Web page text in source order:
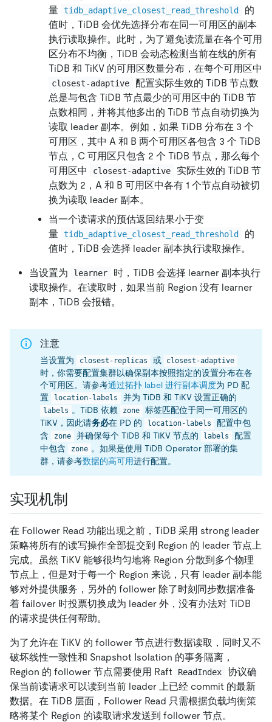
量 tidb_adaptive_closest_read_threshold
的
值时，TiDB 会优先选择分布在同一可用区的副本
执行读取操作。此时，为了避免读流量在各个可用
区分布不均衡，TiDB 会动态检测当前在线的所有
TiDB 和 TiKV 的可用区数量分布，在每个可用区中
closest-adaptive
配置实际生效的 TiDB 节点数
总是与包含 TiDB 节点最少的可用区中的 TiDB 节
点数相同，并将其他多出的 TiDB 节点自动切换为
读取 leader 副本。例如，如果 TiDB 分布在 3 个
可用区，其中 A 和 B 两个可用区各包含 3 个 TiDB
节点，C 可用区只包含 2 个 TiDB 节点，那么每个
可用区中
closest-adaptive
实际生效的 TiDB 节
点数为 2，A 和 B 可用区中各有 1 个节点自动被切
换为读取 leader 副本。
当一个读请求的预估返回结果小于变
量 tidb_adaptive_closest_read_threshold
的
值时，TiDB 会选择 leader 副本执行读取操作。
当设置为 learner
时，TiDB 会选择 learner 副本执行
读取操作。在读取时，如果当前 Region 没有 learner
副本，TiDB 会报错。
注意
当设置为 closest-replicas 或 closest-adaptive
时，你需要配置集群以确保副本按照指定的设置分布在各
个可用区。请参考通过拓扑 label 进行副本调度为 PD 配
置
location-labels 并为 TiDB 和 TiKV 设置正确的
labels 。TiDB 依赖 zone
标签匹配位于同一可用区的
TiKV，因此请务必在 PD 的 location-labels
配置中包
含
zone 并确保每个 TiDB 和 TiKV 节点的 labels
配置
中包含
zone 。如果是使用 TiDB Operator 部署的集
群，请参考数据的高可用进行配置。
实现机制
在 Follower Read 功能出现之前，TiDB 采用 strong leader
策略将所有的读写操作全部提交到 Region 的 leader 节点上
完成。虽然 TiKV 能够很均匀地将 Region 分散到多个物理
节点上，但是对于每一个 Region 来说，只有 leader 副本能
够对外提供服务，另外的 follower 除了时刻同步数据准备
着 failover 时投票切换成为 leader 外，没有办法对 TiDB
的请求提供任何帮助。
为了允许在 TiKV 的 follower 节点进行数据读取，同时又不
破坏线性一致性和 Snapshot Isolation 的事务隔离，
Region 的 follower 节点需要使用 Raft
ReadIndex
协议确
保当前读请求可以读到当前 leader 上已经 commit 的最新
数据。在 TiDB 层面，Follower Read 只需根据负载均衡策
略将某个 Region 的读取请求发送到 follower 节点。